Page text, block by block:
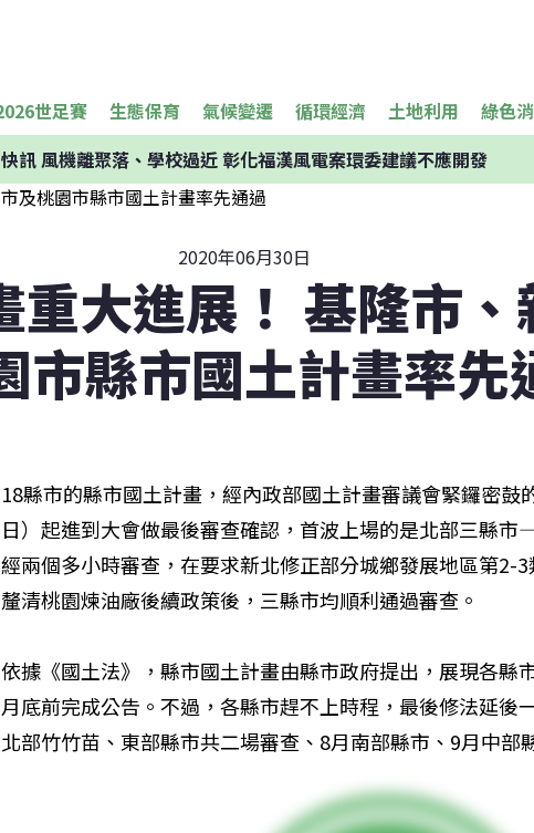
世足賽 生態保育 氣候變遷 循環經濟 土地利用 綠色
快訊風機離聚落、學校過近 彰化福漢風電案環委建議不應開發
2020年06月30日
重大進展！ 基隆市
市縣市國土計畫率先
18縣市的縣市國土計畫，經內政部國土計畫審議會緊鑼密鼓
日）起進到大會做最後審查確認，首波上場的是北部三縣
經兩個多小時審查，在要求新北修正部分城鄉發展地區第2-
釐清桃園煉油廠後續政策後，三縣市均順利通過審查。
依據《國土法》，縣市國土計畫由縣市政府提出，展現各縣
月底前完成公告。不過，各縣市趕不上時程，最後修法延後
北部竹竹苗、東部縣市共二場審查、8月南部縣市、9月中部